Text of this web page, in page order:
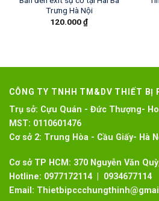
Trưng Hà Nội
120.000₫
CÔNG TY TNHH TM&DV THIẾT BỊ
Trụ sở: Cựu Quán - Đức Thượng-
MST: 0110601476
Cơ sở 2: Trung Hòa - Cầu Giấy- Hà
Cơ sở TP HCM: 370 Nguyễn Văn
Hotline: 0977172114 | 0934677114
Email: